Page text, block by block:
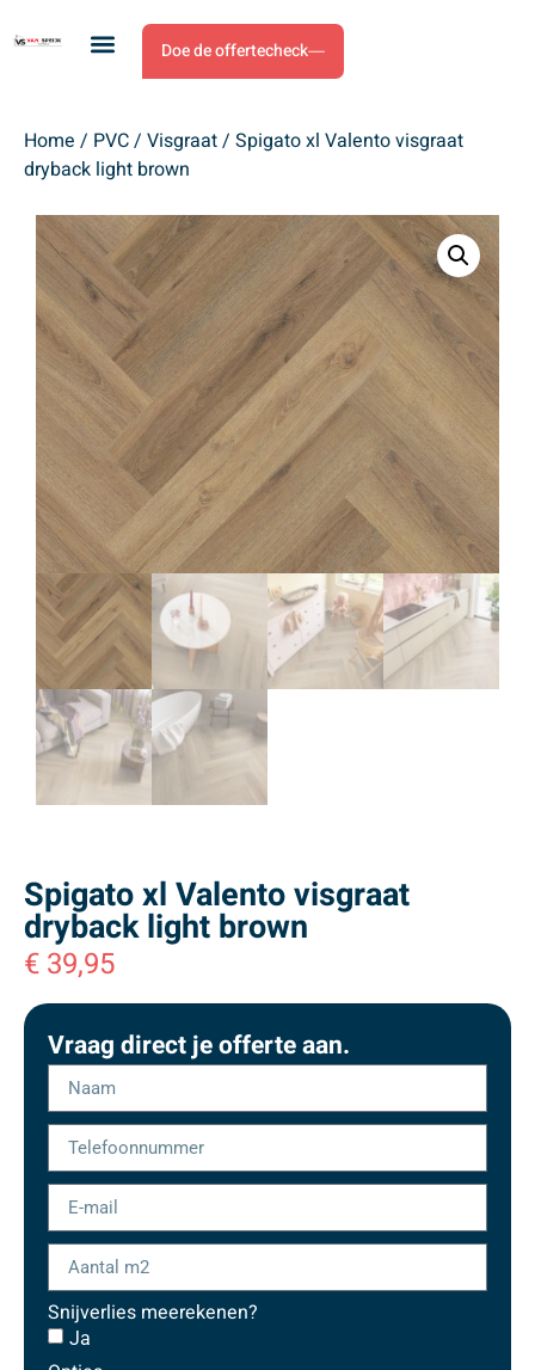
Doe de offertecheck
Home / PVC/ Visgraat/ Spigato xl Valento visgraat
dryback light brown
Spigato xl Valento visgraat
dryback light brown
€ 39,95
Vraag direct je offerte aan.
Snijverlies meerekenen?
Ja